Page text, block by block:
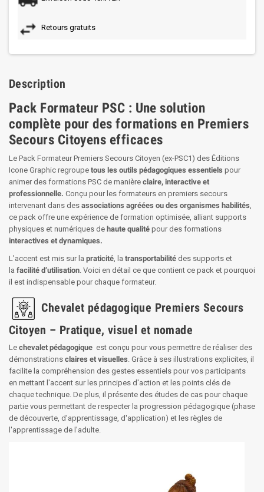
Retours gratuits
Description
Pack Formateur PSC : Une solution
complète pour des formations en Premiers
Secours Citoyens efficaces
Le Pack Formateur Premiers Secours Citoyen (ex-PSC1) des Éditions
Icone Graphic regroupe tous les outils pédagogiques essentiels pour
animer des formations PSC de manière claire, interactive et
professionnelle. Conçu pour les formateurs en premiers secours
intervenant dans des associations agréées ou des organismes habilités
ce pack offre une expérience de formation optimisée, alliant supports
physiques et numériques de haute qualité pour des formations
interactives et dynamiques.
L’accent est mis sur la praticité , la transportabilité des supports et
la facilité d’utilisation . Voici en détail ce que contient ce pack et pourquoi
il est indispensable pour chaque formateur.
Chevalet pédagogique Premiers Secours
Citoyen – Pratique, visuel et nomade
Le chevalet pédagogique est conçu pour vous permettre de réaliser des
démonstrations claires et visuelles . Grâce à ses illustrations explicites, il
facilite la compréhension des gestes essentiels pour vos participants
en mettant l'accent sur les principes d'action et les points clés de
chaque technique. De plus, il présente des études de cas pour chaque
partie vous permettant de respecter la progression pédagogique (phase
de découverte, d'apprentissage, d'application) et les règles de
l'apprentissage de l'adulte.